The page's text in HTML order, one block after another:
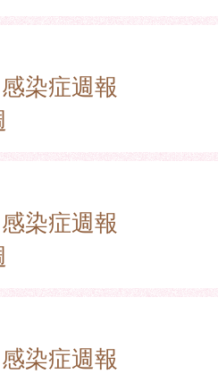
染症週報
染症週報
染症週報